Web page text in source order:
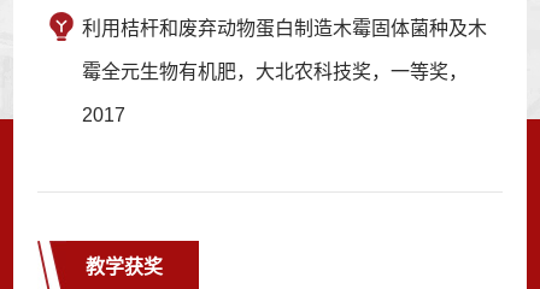
利用桔杆和废弃动物蛋白制造木霉固体菌种及木
霉全元生物有机肥，大北农科技奖，一等奖，
2017
教学获奖